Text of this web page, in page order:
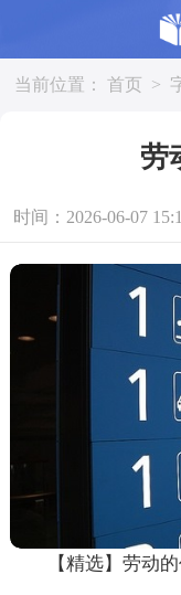
当前位置： 首页 >
劳
时间：2026-06-07
【精选】劳动